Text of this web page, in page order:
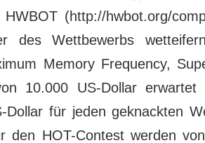
(http://hwbot.org/
des Wettbewerbs
Memory Frequency,
10.000 US-Dollar erwartet
Dollar für jeden geknackten
den HOT-Contest werden